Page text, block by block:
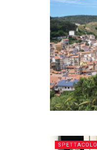
SPETTACOLO